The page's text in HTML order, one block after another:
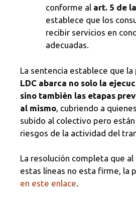
conforme al art. 5 de
establece que los
recibir servicios en
adecuadas.
La sentencia establece que la
LDC abarca no solo la
sino también las etapas
al mismo , cubriendo a
subido al colectivo pero
riesgos de la actividad del
La resolución completa que
estas líneas no esta firme, la
en este enlace.